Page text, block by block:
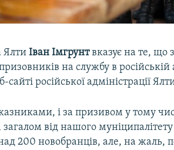
ЯлтиІван Імгрунтвказує на те, що
на службу в російській
російської адміністрації
і за призивом у тому
від нашого
200 новобранців, але, на жаль,